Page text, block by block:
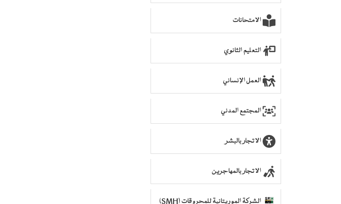
الامتحانات
التعليم الثانوي
العمل الإنساني
المجتمع المدني
الاتجار بالبشر
الاتجار بالمهاجرين
الشركة الموريتانية للمحروقات (SMH)